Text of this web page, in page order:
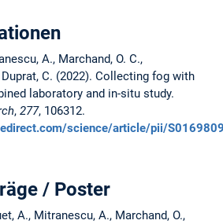
A., Marchand, O. C.,
Duprat, C. (2022). Collecting fog with
laboratory and in-situ study.
, 277, 106312.
science/article/pii/
/ Poster
A., Mitranescu, A., Marchand, O.,